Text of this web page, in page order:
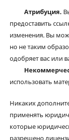
Атрибуция.
предоставить
изменения. Вы
но не таким
одобряет вас или
использовать
Никаких
применять
которые
разрешено